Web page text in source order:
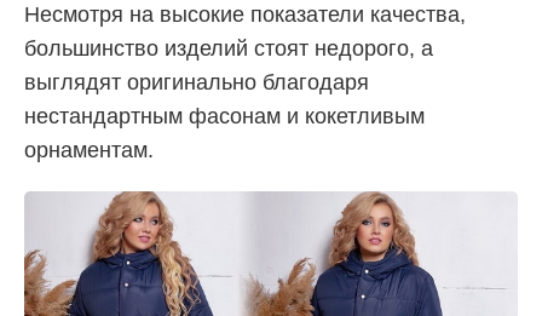
Несмотря на высокие показатели качества,
большинство изделий стоят недорого, а
выглядят оригинально благодаря
нестандартным фасонам и кокетливым
орнаментам.